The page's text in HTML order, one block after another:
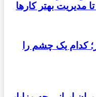
مدیریت بهتر کارها
کدام یک چشم را